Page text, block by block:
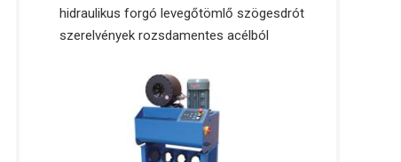
hidraulikus forgó levegőtömlő szögesdrót
szerelvények rozsdamentes acélból